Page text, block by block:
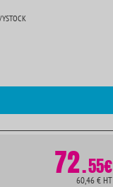
72.55€
60,46 € HT